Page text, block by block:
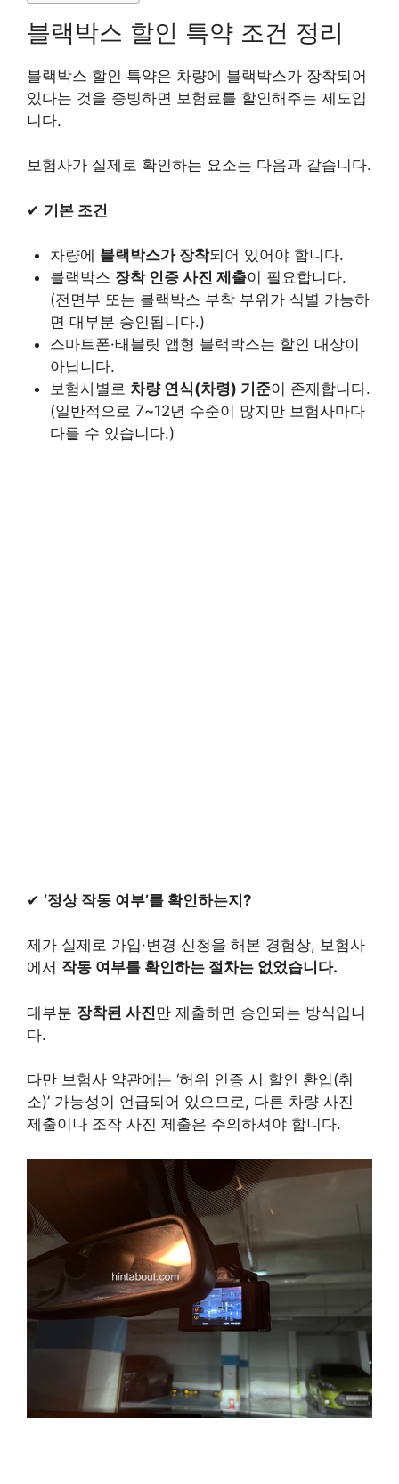
블랙박스 할인 특약 조건 정리
블랙박스 할인 특약은 차량에 블랙박스가 장착되어
있다는 것을 증빙하면 보험료를 할인해주는 제도입
니다.
보험사가 실제로 확인하는 요소는 다음과 같습니다.
✔ 기본 조건
차량에 블랙박스가 장착되어 있어야 합니다.
블랙박스 장착 인증 사진 제출이 필요합니다.
(전면부 또는 블랙박스 부착 부위가 식별 가능하
면 대부분 승인됩니다.)
스마트폰·태블릿 앱형 블랙박스는 할인 대상이
아닙니다.
보험사별로 차량 연식(차령) 기준이 존재합니다.
(일반적으로 7~12년 수준이 많지만 보험사마다
다를 수 있습니다.)
✔ ‘정상 작동 여부’를 확인하는지?
제가 실제로 가입·변경 신청을 해본 경험상, 보험사
에서 작동 여부를 확인하는 절차는 없었습니다.
대부분 장착된 사진만 제출하면 승인되는 방식입니
다.
다만 보험사 약관에는 ‘허위 인증 시 할인 환입(취
소)’ 가능성이 언급되어 있으므로, 다른 차량 사진
제출이나 조작 사진 제출은 주의하셔야 합니다.